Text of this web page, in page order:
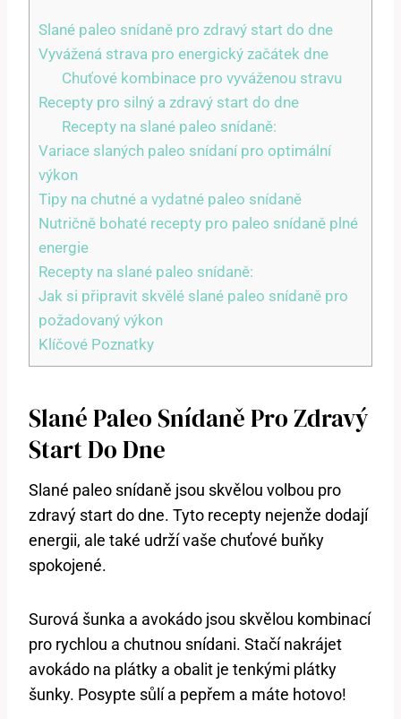
Slané paleo snídaně pro zdravý start do dne
Vyvážená strava pro energický začátek dne
Chuťové kombinace pro vyváženou stravu
Recepty pro silný a zdravý start do dne
Recepty na slané paleo snídaně:
Variace slaných paleo snídaní pro optimální
výkon
Tipy na chutné a vydatné paleo snídaně
Nutričně bohaté recepty pro paleo snídaně plné
energie
Recepty na slané paleo snídaně:
Jak si připravit skvělé slané paleo snídaně pro
požadovaný výkon
Klíčové Poznatky
Slané Paleo Snídaně Pro Zdravý
Start Do Dne
Slané paleo snídaně jsou skvělou volbou pro
zdravý start do dne. Tyto recepty nejenže dodají
energii, ale také udrží vaše chuťové buňky
spokojené.
Surová šunka a avokádo jsou skvělou kombinací
pro rychlou a chutnou snídani. Stačí nakrájet
avokádo na plátky a obalit je tenkými plátky
šunky. Posypte sůlí a pepřem a máte hotovo!